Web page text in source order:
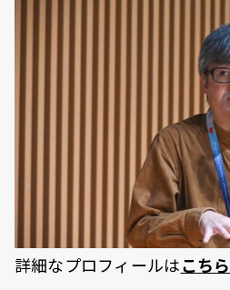
詳細なプロフィールはこちら